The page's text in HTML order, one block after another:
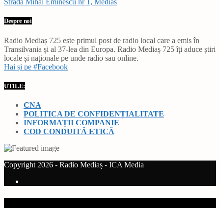
Strada Mihai Eminescu nr 1, Medias
Despre noi
Radio Mediaș 725 este primul post de radio local care a emis în
Transilvania și al 37-lea din Europa. Radio Mediaș 725 îți aduce știri
locale și naționale pe unde radio sau online.
Hai și pe #Facebook
UTILE:
CNA
POLITICA DE CONFIDENȚIALITATE
INFORMAȚII COMPANIE
COD CONDUITĂ ETICĂ
Copyright 2026 - Radio Mediaș - ICA Media